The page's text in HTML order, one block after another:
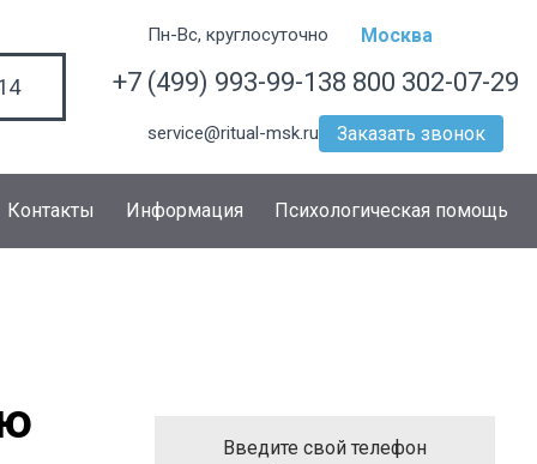
Пн-Вс, круглосуточно Москва
+7 (499) 993-99-138 800 302-07-29
service@ritual-msk.ru Заказать звонок
Контакты Информация Психологическая помощь
Введите свой телефон